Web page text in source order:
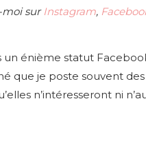
moi sur Instagram,
un énième statut
que je poste souvent
n’intéresseront ni